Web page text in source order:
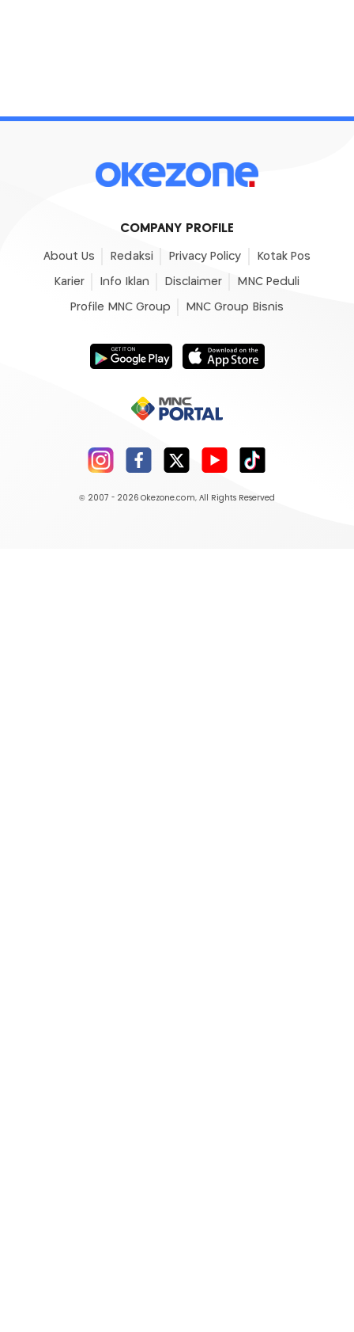
COMPANY PROFILE
About Us Redaksi Privacy Policy Kotak Pos
Karier Info Iklan Disclaimer MNC Peduli
Profile MNC Group MNC Group Bisnis
© 2007 - 2026 Okezone.com, All Rights Reserved